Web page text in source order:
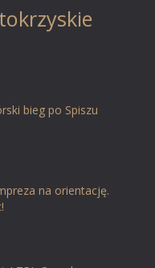
bieg po Spiszu
na orientację.